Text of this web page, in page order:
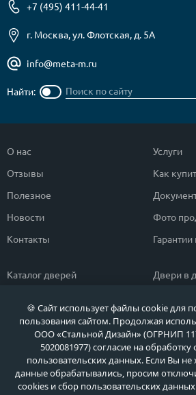
+7 (495) 411-44-41
г. Москва, ул. Флотская, д. 5А
info@meta-m.ru
Найти:
О нас
Отзывы
Полезное
Новости
Контакты
Услуги
Как
Фото
Гарантии
Каталог дверей
Популярные двери
Быстрый подбор двери
Двери класса ЭКОНОМ
Двери в
Двери в
🍪 Сайт использует файлы cookie для
пользования сайтом. Продолжая
ООО «Стальной Дизайн» (ОГРНИП
5020081977) согласие на
пользовательских данных. Если Вы
данные обрабатывались, просим
cookies и сбор пользовательских